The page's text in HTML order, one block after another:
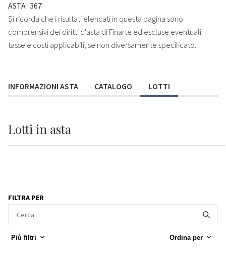
ASTA 367
Si ricorda che i risultati elencati in questa pagina sono
comprensivi dei diritti d'asta di Finarte ed escluse eventuali
tasse e costi applicabili, se non diversamente specificato.
INFORMAZIONI ASTA CATALOGO LOTTI
Lotti in asta
FILTRA PER
Più filtri Ordina per